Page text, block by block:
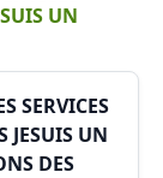
UN
SERVICES
JESUIS UN
DES